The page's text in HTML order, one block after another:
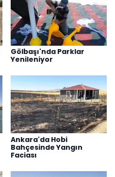
Gölbaşı'nda Parklar
Yenileniyor
Ankara'da Hobi
Bahçesinde Yangın
Faciası